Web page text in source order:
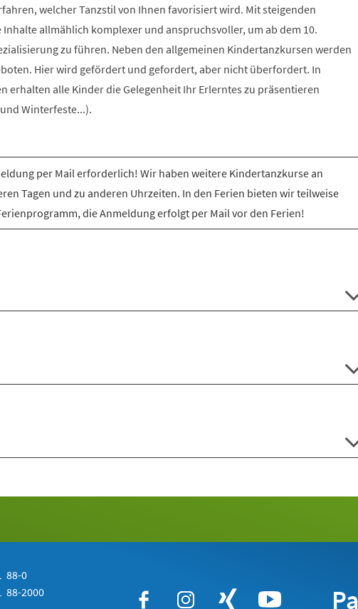
welcher Tanzstil von Ihnen favorisiert wird. Mit steigenden
allmählich komplexer und anspruchsvoller, um ab dem 10.
zu führen. Neben den allgemeinen Kindertanzkursen werden
Hier wird gefördert und gefordert, aber nicht überfordert. In
erhalten alle Kinder die Gelegenheit Ihr Erlerntes zu präsentieren
Winterfeste...).
per Mail erforderlich! Wir haben weitere Kindertanzkurse an
Tagen und zu anderen Uhrzeiten. In den Ferien bieten wir teilweise
die Anmeldung erfolgt per Mail vor den Ferien!
88-0
88-2000